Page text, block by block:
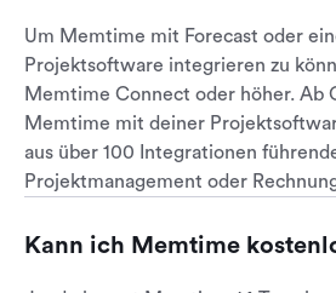
Um Memtime mit Forecast oder
Projektsoftware integrieren zu
Memtime Connect oder höher. Ab
Memtime mit deiner
aus über 100 Integrationen
Projektmanagement oder
Kann ich Memtime